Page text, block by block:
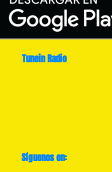
Tunein Radio
Síguenos en: